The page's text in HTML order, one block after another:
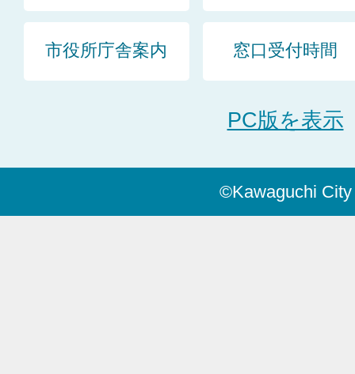
市役所庁舎案内 窓口受付時間
PC版を表示
©Kawaguchi City